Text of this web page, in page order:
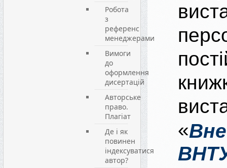
Робота
з
референс
менеджерами
Вимоги
до
оформлення
дисертацій
Авторське
право.
Плагіат
Де і як
повинен
індексуватися
автор?
«